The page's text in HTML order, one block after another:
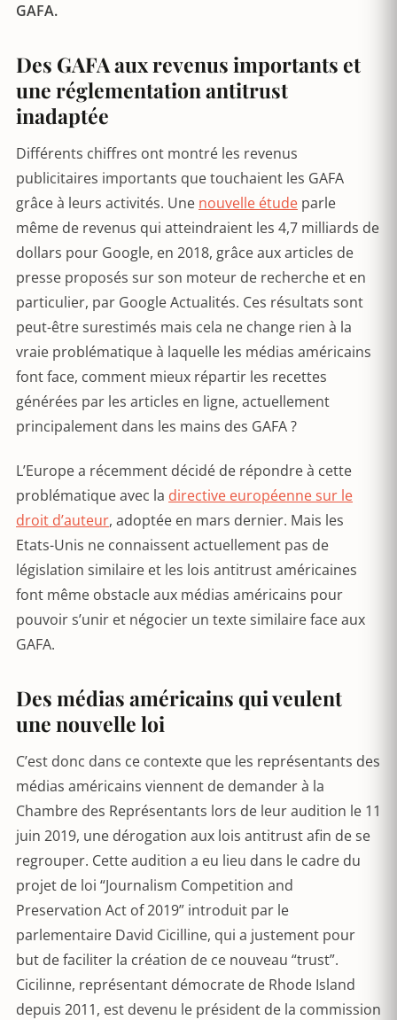
GAFA.
Des GAFA aux revenus importants et
une réglementation antitrust
inadaptée
Différents chiffres ont montré les revenus
publicitaires importants que touchaient les GAFA
grâce à leurs activités. Une nouvelle étude parle
même de revenus qui atteindraient les 4,7 milliards de
dollars pour Google, en 2018, grâce aux articles de
presse proposés sur son moteur de recherche et en
particulier, par Google Actualités. Ces résultats sont
peut-être surestimés mais cela ne change rien à la
vraie problématique à laquelle les médias américains
font face, comment mieux répartir les recettes
générées par les articles en ligne, actuellement
principalement dans les mains des GAFA ?
L’Europe a récemment décidé de répondre à cette
problématique avec la directive européenne sur le
droit d’auteur, adoptée en mars dernier. Mais les
Etats-Unis ne connaissent actuellement pas de
législation similaire et les lois antitrust américaines
font même obstacle aux médias américains pour
pouvoir s’unir et négocier un texte similaire face aux
GAFA.
Des médias américains qui veulent
une nouvelle loi
C’est donc dans ce contexte que les représentants des
médias américains viennent de demander à la
Chambre des Représentants lors de leur audition le 11
juin 2019, une dérogation aux lois antitrust afin de se
regrouper. Cette audition a eu lieu dans le cadre du
projet de loi “Journalism Competition and
Preservation Act of 2019” introduit par le
parlementaire David Cicilline, qui a justement pour
but de faciliter la création de ce nouveau “trust”.
Cicilinne, représentant démocrate de Rhode Island
depuis 2011, est devenu le président de la commission